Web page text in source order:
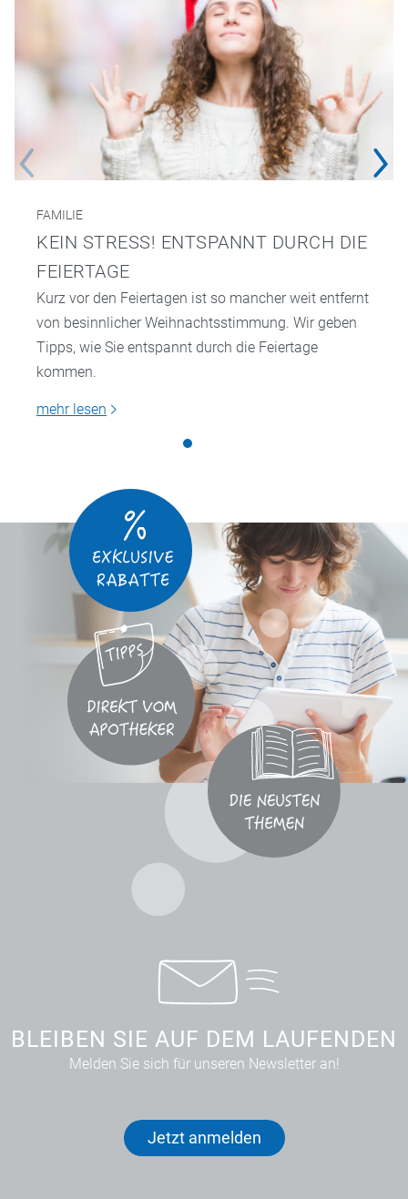
FAMILIE
KEIN STRESS! ENTSPANNT DURCH DIE
FEIERTAGE
Kurz vor den Feiertagen ist so mancher weit entfernt
von besinnlicher Weihnachtsstimmung. Wir geben
Tipps, wie Sie entspannt durch die Feiertage
kommen.
mehr lesen
BLEIBEN SIE AUF DEM LAUFENDEN
Melden Sie sich für unseren Newsletter an!
Jetzt anmelden